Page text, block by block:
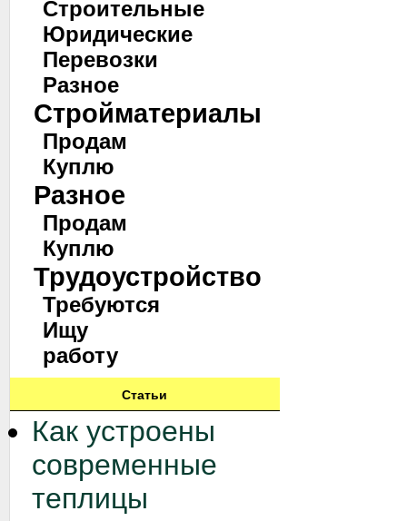
Строительные
Юридические
Перевозки
Разное
Стройматериалы
Продам
Куплю
Разное
Продам
Куплю
Трудоустройство
Требуются
Ищу
работу
Статьи
Как устроены
современные
теплицы